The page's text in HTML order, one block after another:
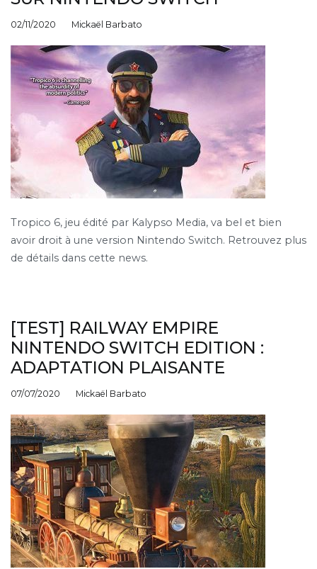
02/11/2020 Mickaël Barbato
Tropico 6, jeu édité par Kalypso Media, va bel et bien
avoir droit à une version Nintendo Switch. Retrouvez plus
de détails dans cette news.
[TEST] RAILWAY EMPIRE
NINTENDO SWITCH EDITION :
ADAPTATION PLAISANTE
07/07/2020 Mickaël Barbato